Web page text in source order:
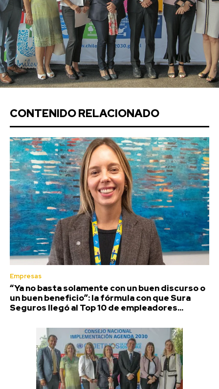
CONTENIDO RELACIONADO
Empresas
“Ya no basta solamente con un buen discurso o
un buen beneficio”: la fórmula con que Sura
Seguros llegó al Top 10 de empleadores...